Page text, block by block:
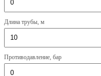
Длина трубы, м
Противодавление, бар